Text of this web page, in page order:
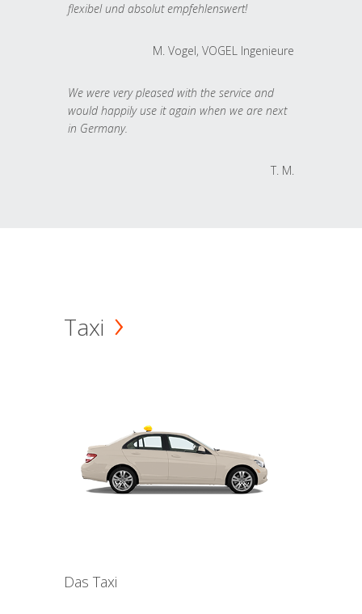
flexibel und absolut empfehlenswert!
M. Vogel, VOGEL Ingenieure
We were very pleased with the service and
would happily use it again when we are next
in Germany.
T. M.
Taxi
Das Taxi